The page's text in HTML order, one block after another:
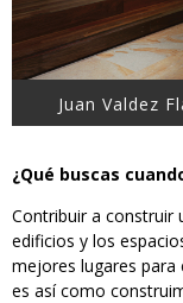
Juan Valdez
¿Qué buscas
Contribuir a construir
edificios y los
mejores lugares para
es así como